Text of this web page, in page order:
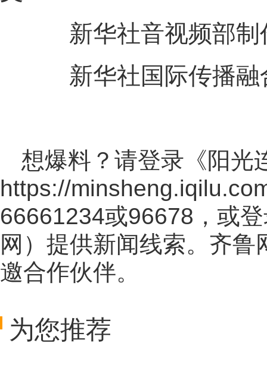
新华社音视频部制
新华社国际传播融
想爆料？请登录《阳光
https://
66661234或96678，或
网 ）提供新闻线索。齐鲁
邀合作伙伴。
为您推荐